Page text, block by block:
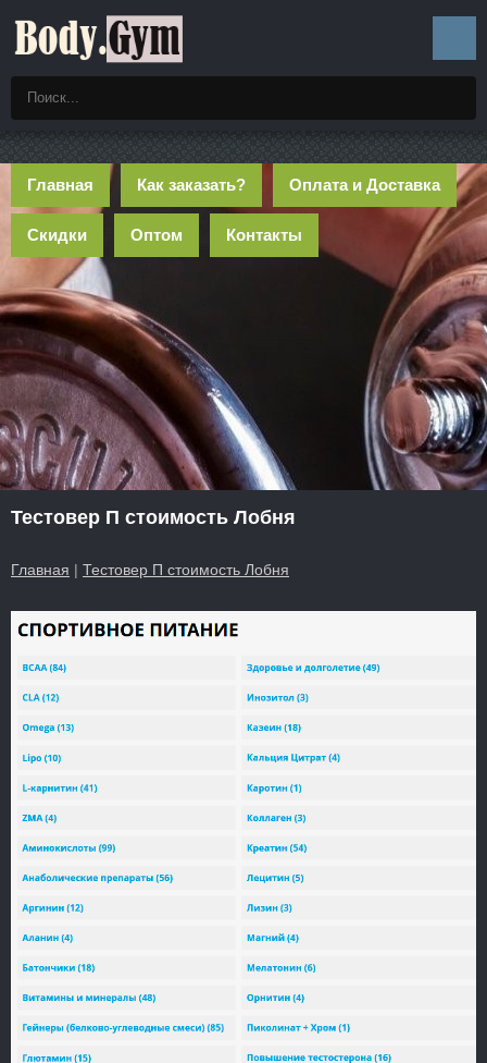
Главная Как заказать? Оплата и Доставка
Скидки Оптом Контакты
Тестовер П стоимость Лобня
Главная | Тестовер П стоимость Лобня